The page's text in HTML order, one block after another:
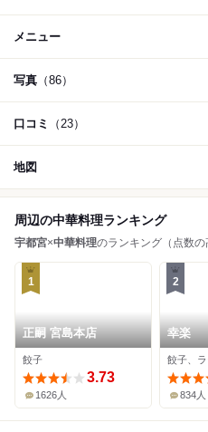
メニュー
写真 （86）
口コミ （23）
地図
周辺の中華料理ランキング
宇都宮×中華料理のランキング（点数の
1
正嗣 宮島本店
餃子
3.73
1626人
2
幸楽
餃子、
834人